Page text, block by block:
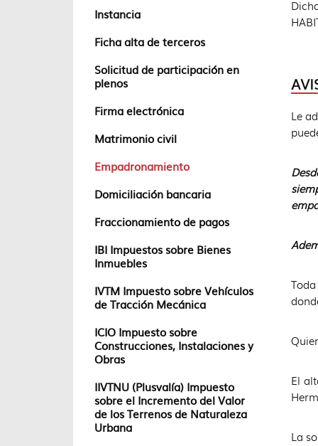
Instancia
Ficha alta de terceros
Solicitud de participación en
plenos
Firma electrónica
Matrimonio civil
Empadronamiento
Domiciliación bancaria
Fraccionamiento de pagos
IBI Impuestos sobre Bienes
Inmuebles
IVTM Impuesto sobre Vehículos
de Tracción Mecánica
ICIO Impuesto sobre
Construcciones, Instalaciones y
Obras
IIVTNU (Plusvalía) Impuesto
sobre el Incremento del Valor
de los Terrenos de Naturaleza
Urbana
Le
El
La